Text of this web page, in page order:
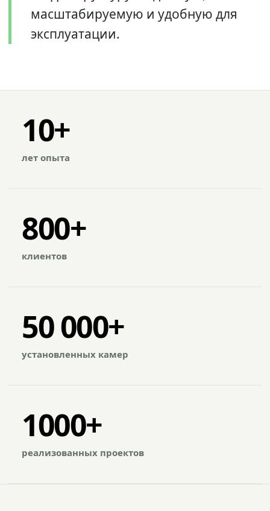
масштабируемую и удобную для
эксплуатации.
10+
лет опыта
800+
клиентов
50 000+
установленных камер
1000+
реализованных проектов